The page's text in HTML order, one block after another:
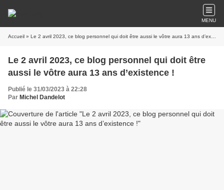
MENU
Accueil » Le 2 avril 2023, ce blog personnel qui doit être aussi le vôtre aura 13 ans d’existence !
Le 2 avril 2023, ce blog personnel qui doit être
aussi le vôtre aura 13 ans d’existence !
Publié le 31/03/2023 à 22:28
Par Michel Dandelot